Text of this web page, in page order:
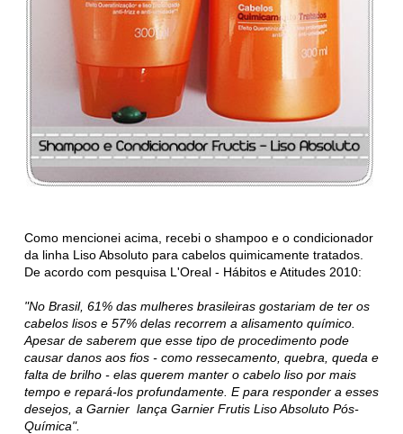
Como mencionei acima, recebi o shampoo e o condicionador
da linha Liso Absoluto para cabelos quimicamente tratados.
De acordo com pesquisa L'Oreal - Hábitos e Atitudes 2010:
"No Brasil, 61% das mulheres brasileiras gostariam de ter os
cabelos lisos e 57% delas recorrem a alisamento químico.
Apesar de saberem que esse tipo de procedimento pode
causar danos aos fios - como ressecamento, quebra, queda e
falta de brilho - elas querem manter o cabelo liso por mais
tempo e repará-los profundamente. E para responder a esses
desejos, a Garnier lança Garnier Frutis Liso Absoluto Pós-
Química".